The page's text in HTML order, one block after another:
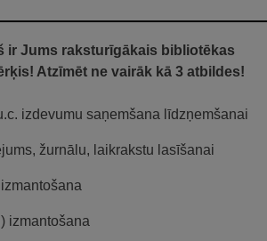
ir Jums raksturīgākais bibliotēkas
Atzīmēt ne vairāk kā 3 atbildes!
izdevumu saņemšana līdzņemšanai
žurnālu, laikrakstu lasīšanai
izmantošana